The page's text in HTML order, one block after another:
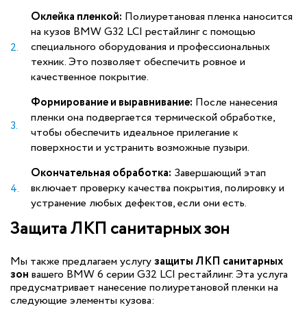
Оклейка пленкой: Полиуретановая пленка наносится
на кузов BMW G32 LCI рестайлинг с помощью
специального оборудования и профессиональных
техник. Это позволяет обеспечить ровное и
качественное покрытие.
Формирование и выравнивание: После нанесения
пленки она подвергается термической обработке,
чтобы обеспечить идеальное прилегание к
поверхности и устранить возможные пузыри.
Окончательная обработка: Завершающий этап
включает проверку качества покрытия, полировку и
устранение любых дефектов, если они есть.
Защита ЛКП санитарных зон
Мы также предлагаем услугузащиты ЛКП санитарных
зон вашего BMW 6 серии G32 LCI рестайлинг. Эта услуга
предусматривает нанесение полиуретановой пленки на
следующие элементы кузова: